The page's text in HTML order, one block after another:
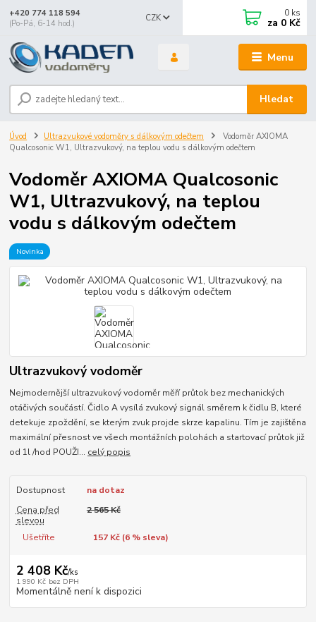
Menu
CZK
Hledat
+420 774 118 594
(Po-Pá, 6-14 hod.)
0 ks
za 0 Kč
Úvod Ultrazvukové vodoměry s dálkovým odečtem
Vodoměr AXIOMA
Qualcosonic W1, Ultrazvukový, na teplou vodu s dálkovým odečtem
Vodoměr AXIOMA Qualcosonic
W1, Ultrazvukový, na teplou
vodu s dálkovým odečtem
Novinka
Ultrazvukový vodoměr
Nejmodernější ultrazvukový vodoměr měří průtok bez mechanických
otáčivých součástí. Čidlo A vysílá zvukový signál směrem k čidlu B, které
detekuje zpoždění, se kterým zvuk projde skrze kapalinu. Tím je zajištěna
maximální přesnost ve všech montážních polohách a startovací průtok již
od 1l /hod POUŽI... celý popis
Dostupnost
na dotaz
Cena před
slevou
2 565 Kč
Ušetříte 157 Kč (6% sleva)
2 408 Kč/ks
1 990 Kč bez DPH
Momentálně není k dispozici